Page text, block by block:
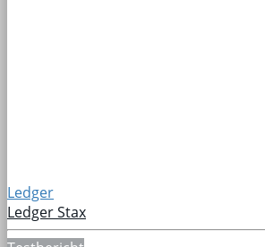
Ledger
Ledger Stax